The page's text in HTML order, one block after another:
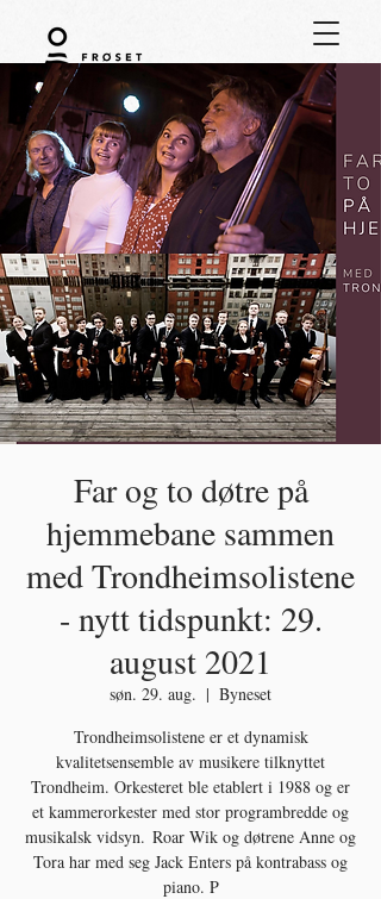
Far og to døtre på
hjemmebane sammen
med Trondheimsolistene
- nytt tidspunkt: 29.
august 2021
søn. 29. aug.
  |
Byneset
Trondheimsolistene er et dynamisk
kvalitetsensemble av musikere tilknyttet
Trondheim. Orkesteret ble etablert i 1988 og er
et kammerorkester med stor programbredde og
musikalsk vidsyn. Roar Wik og døtrene Anne og
Tora har med seg Jack Enters på kontrabass og
piano. P